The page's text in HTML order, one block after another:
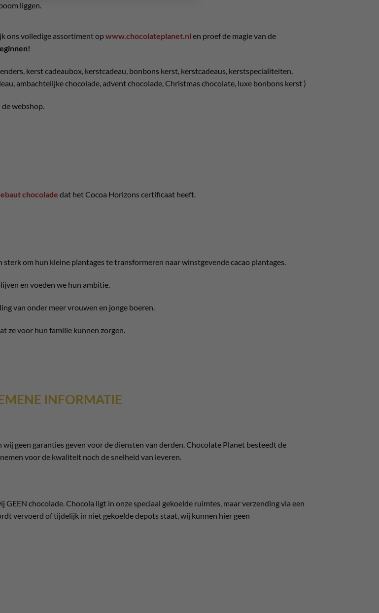
liggen.
ons volledige assortiment opwww.chocolateplanet.nl en proef de magie van de
kerst cadeaubox, kerstcadeau, bonbons kerst, kerstcadeaus, kerstspecialiteiten,
ambachtelijke chocolade, advent chocolade, Christmas chocolate, luxe bonbons kerst )
de webshop.
chocolade dat het Cocoa Horizons certificaat heeft.
om hun kleine plantages te transformeren naar winstgevende cacao plantages.
en voeden we hun ambitie.
van onder meer vrouwen en jonge boeren.
ze voor hun familie kunnen zorgen.
INFORMATIE
geen garanties geven voor de diensten van derden. Chocolate Planet besteedt de
voor de kwaliteit noch de snelheid van leveren.
chocolade. Chocola ligt in onze speciaal gekoelde ruimtes, maar verzending via een
vervoerd of tijdelijk in niet gekoelde depots staat, wij kunnen hier geen